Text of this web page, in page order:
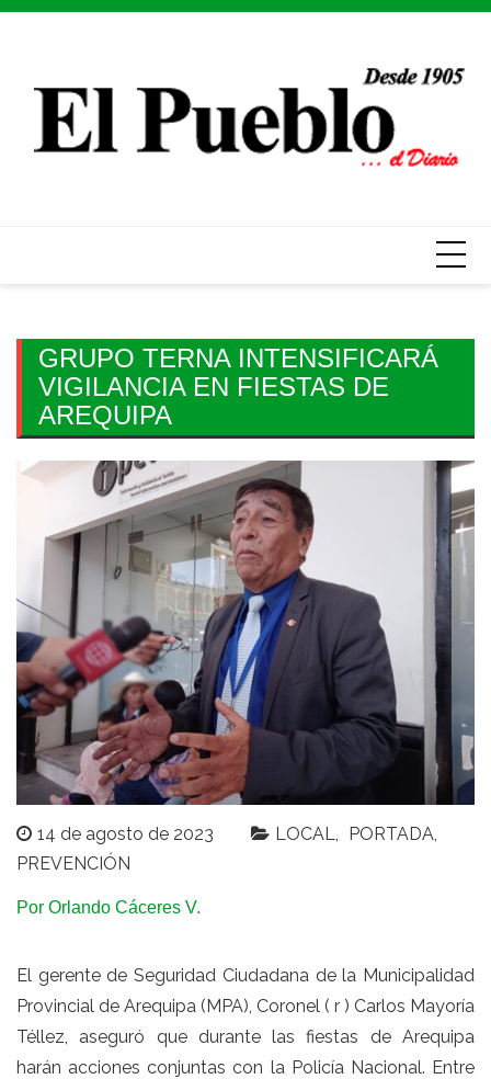
Skip
GRUPO TERNA INTENSIFICARÁ
VIGILANCIA EN FIESTAS DE
AREQUIPA
14 de agosto de 2023 LOCAL
PORTADA
PREVENCIÓN
Por Orlando Cáceres V.
El gerente de Seguridad Ciudadana de la Municipalidad
Provincial de Arequipa (MPA), Coronel ( r ) Carlos Mayoría
Téllez, aseguró que durante las fiestas de Arequipa
harán acciones conjuntas con la Policía Nacional. Entre